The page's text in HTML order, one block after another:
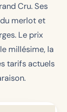
Cru. Ses
merlot et
Le prix
millésime, la
tarifs actuels